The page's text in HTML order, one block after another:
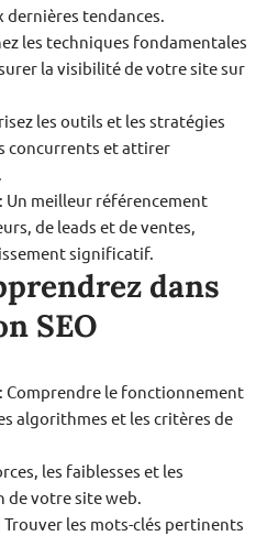
tendances.
les techniques fondamentales
la visibilité de votre site sur
les outils et les stratégies
concurrents et attirer
Un meilleur référencement
de leads et de ventes,
significatif.
dans
SEO
: Comprendre le fonctionnement
algorithmes et les critères de
les faiblesses et les
votre site web.
Trouver les mots-clés pertinents